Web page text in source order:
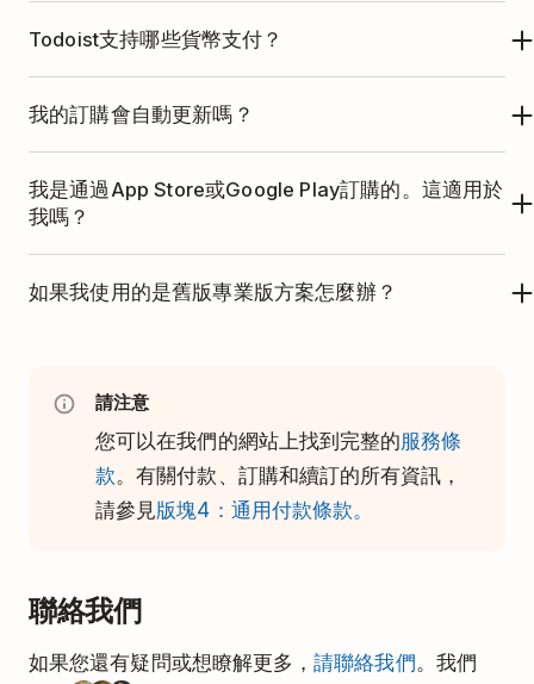
Todoist支持哪些貨幣支付？
10 日起生效，詳情如下：
貨幣 月度價格 年度價格
USD $7 $60
GBP
JPY ¥894 ¥8064
AUD A$12
CAD
DKK kr60 kr540
我的訂購會自動更新嗎？
續訂時自動生效，除非您取消 了它。
我是通過App Store或Google Play訂購的。這適用於
我嗎？
的：
將在2025年12月10日或之後的下一個續訂日期自動
以新價格續訂，類似於通過Todoist直接計費的訂
App Store：由於App Store政策，您的訂購價格將
況。
如果我使用的是舊版專業版方案怎麼辦？
您在2022年6月之前一直持續訂購專業版方案。
或者，您是通過App Store訂購的專業版方案，
無論您原先的訂購或者價格如何。
更多方案資訊。
請注意
您可以在我們的網站上找到完整的服務條
款。有關付款、訂購和續訂的所有資訊，
請參見版塊4：通用付款條款。
聯絡我們
如果您還有疑問或想瞭解更多，請聯絡我們。我們